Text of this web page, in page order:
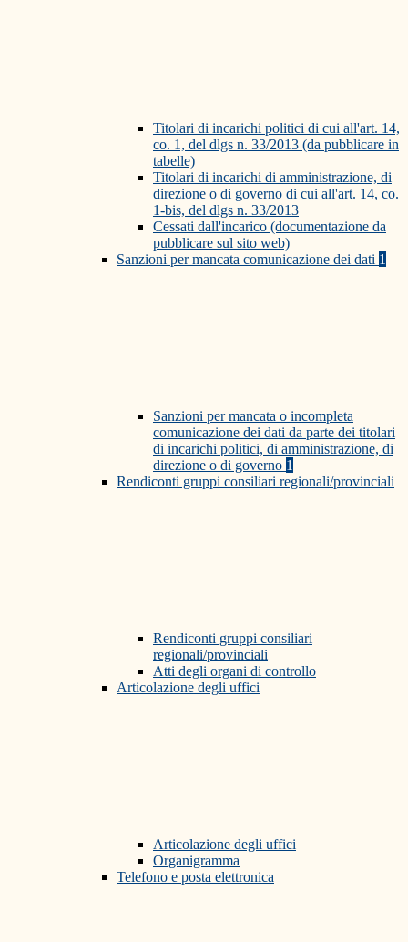
Titolari di incarichi politici di cui all'art. 14,
co. 1, del dlgs n. 33/2013 (da pubblicare in
tabelle)
Titolari di incarichi di amministrazione, di
direzione o di governo di cui all'art. 14, co.
1-bis, del dlgs n. 33/2013
Cessati dall'incarico (documentazione da
pubblicare sul sito web)
Sanzioni per mancata comunicazione dei dati 1
Sanzioni per mancata o incompleta
comunicazione dei dati da parte dei titolari
di incarichi politici, di amministrazione, di
direzione o di governo 1
Rendiconti gruppi consiliari regionali/provinciali
Rendiconti gruppi consiliari
regionali/provinciali
Atti degli organi di controllo
Articolazione degli uffici
Articolazione degli uffici
Organigramma
Telefono e posta elettronica